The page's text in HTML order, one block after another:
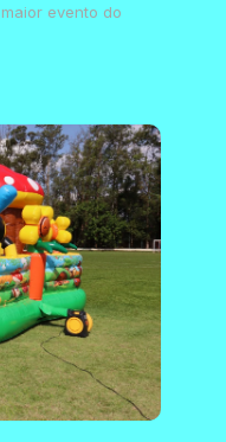
evento do